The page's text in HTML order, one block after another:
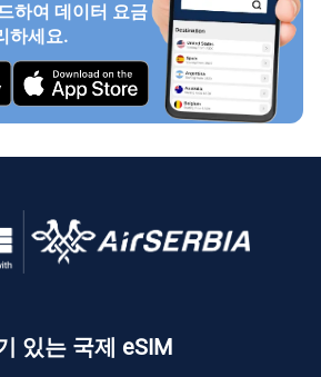
하여 데이터 요금
하세요.
있는 국제 eSIM